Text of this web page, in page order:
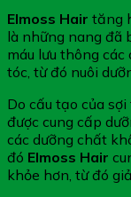
Elmoss Hair tăng
là những nang đã
máu lưu thông
tóc, từ đó nuôi
Do cấu tạo của
được cung cấp
các dưỡng chất
đó Elmoss Hair
khỏe hơn, từ đó